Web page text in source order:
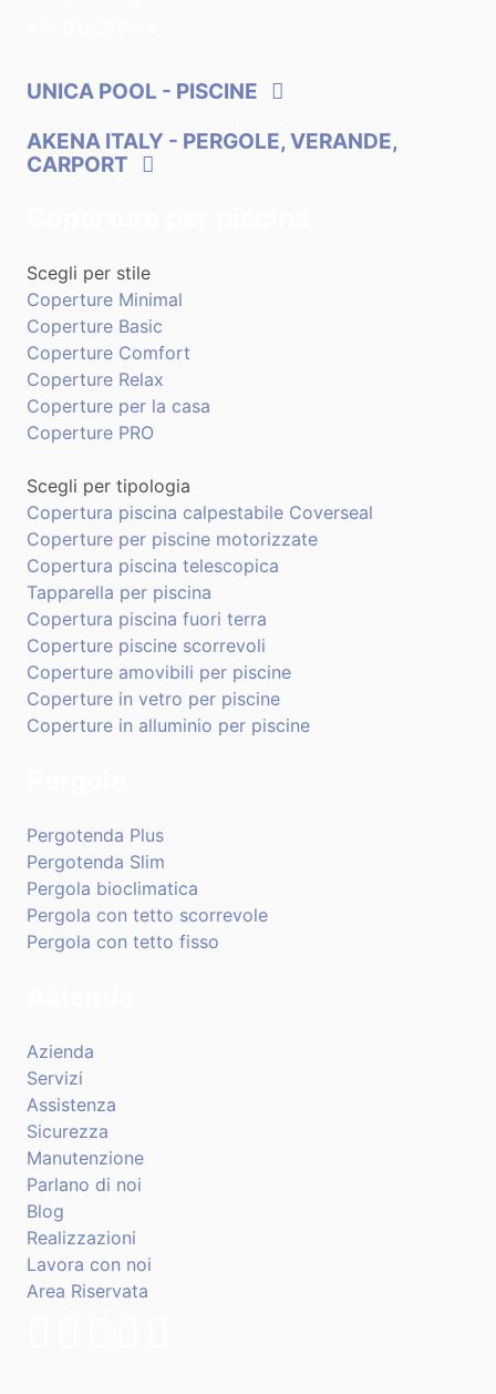
UNICA POOL - PISCINE
AKENA ITALY - PERGOLE, VERANDE,
CARPORT
Scegli per stile
Coperture Minimal
Coperture Basic
Coperture Comfort
Coperture Relax
Coperture per la casa
Coperture PRO
Scegli per tipologia
Copertura piscina calpestabile Coverseal
Coperture per piscine motorizzate
Copertura piscina telescopica
Tapparella per piscina
Copertura piscina fuori terra
Coperture piscine scorrevoli
Coperture amovibili per piscine
Coperture in vetro per piscine
Coperture in alluminio per piscine
Pergotenda Plus
Pergotenda Slim
Pergola bioclimatica
Pergola con tetto scorrevole
Pergola con tetto fisso
Azienda
Servizi
Assistenza
Sicurezza
Manutenzione
Parlano di noi
Blog
Realizzazioni
Lavora con noi
Area Riservata